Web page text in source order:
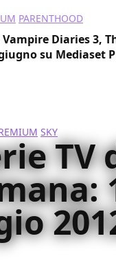
PARENTHOOD
Diaries 3,
su Mediaset
SKY
TV